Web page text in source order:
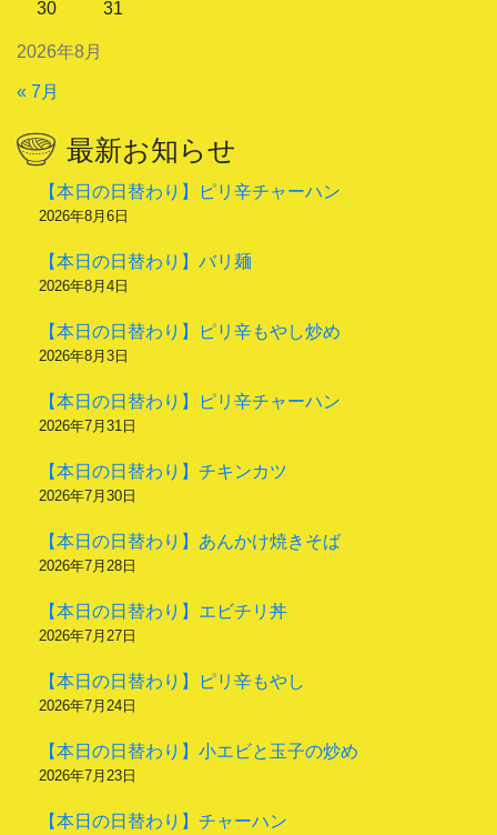
2026年8月
30
31
« 7月
最新お知らせ
【本日の日替わり】ピリ辛チャーハン
2026年8月6日
【本日の日替わり】バリ麺
2026年8月4日
【本日の日替わり】ピリ辛もやし炒め
2026年8月3日
【本日の日替わり】ピリ辛チャーハン
2026年7月31日
【本日の日替わり】チキンカツ
2026年7月30日
【本日の日替わり】あんかけ焼きそば
2026年7月28日
【本日の日替わり】エビチリ丼
2026年7月27日
【本日の日替わり】ピリ辛もやし
2026年7月24日
【本日の日替わり】小エビと玉子の炒め
2026年7月23日
【本日の日替わり】チャーハン